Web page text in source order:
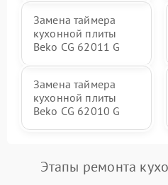
Замена таймера
кухонной плиты
Beko CG 62011 G
Замена таймера
кухонной плиты
Beko CG 62010 G
Этапы ремонта